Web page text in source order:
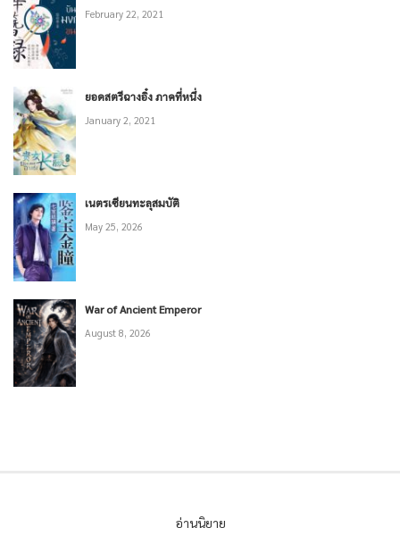
February 22, 2021
ยอดสตรีฉางอิ๋ง ภาคที่หนึ่ง
January 2, 2021
เนตรเซียนทะลุสมบัติ
May 25, 2026
War of Ancient Emperor
August 8, 2026
อ่านนิยาย